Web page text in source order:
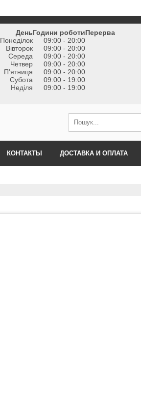
ДеньГодини роботиПерерва
Понеділок
09:00 - 20:00
Вівторок
09:00 - 20:00
Середа
09:00 - 20:00
Четвер
09:00 - 20:00
Пʼятниця
09:00 - 20:00
Субота
09:00 - 19:00
Неділя
09:00 - 19:00
КОНТАКТЫ ДОСТАВКА И ОПЛАТА